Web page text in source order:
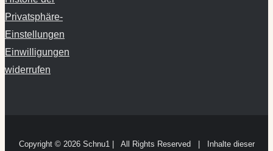
Privatsphäre-
Einstellungen
Einwilligungen
widerrufen
Copyright © 2026 Schnu1 | All Rights Reserved | Inhalte dieser